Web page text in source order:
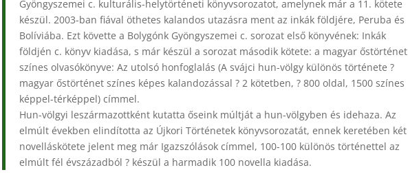
Gyöngyszemei c. kulturális-helytörténeti könyvsorozatot, amelynek már a 11. kötete
készül. 2003-ban fiával öthetes kalandos utazásra ment az inkák földjére, Peruba és
Bolíviába. Ezt követte a Bolygónk Gyöngyszemei c. sorozat első könyvének: Inkák
földjén c. könyv kiadása, s már készül a sorozat második kötete: a magyar őstörténet
színes olvasókönyve: Az utolsó honfoglalás (A svájci hun-völgy különös története ?
magyar őstörténet színes képes kalandozással ? 2 kötetben, ? 800 oldal, 1500 színes
képpel-térképpel) címmel.
Hun-völgyi leszármazottként kutatta őseink múltját a hun-völgyben és idehaza. Az
elmúlt években elindította az Újkori Történetek könyvsorozatát, ennek keretében két
novelláskötete jelent meg már Igazszólások címmel, 100-100 különös történettel az
elmúlt fél évszázadból ? készül a harmadik 100 novella kiadása.